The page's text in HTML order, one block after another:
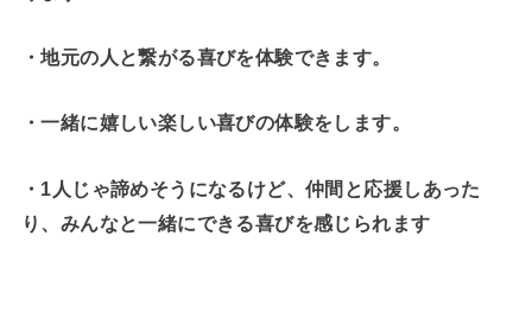
・地元の人と繋がる喜びを体験できます。
・一緒に嬉しい楽しい喜びの体験をします。
・1人じゃ諦めそうになるけど、仲間と応援しあった
り、みんなと一緒にできる喜びを感じられます